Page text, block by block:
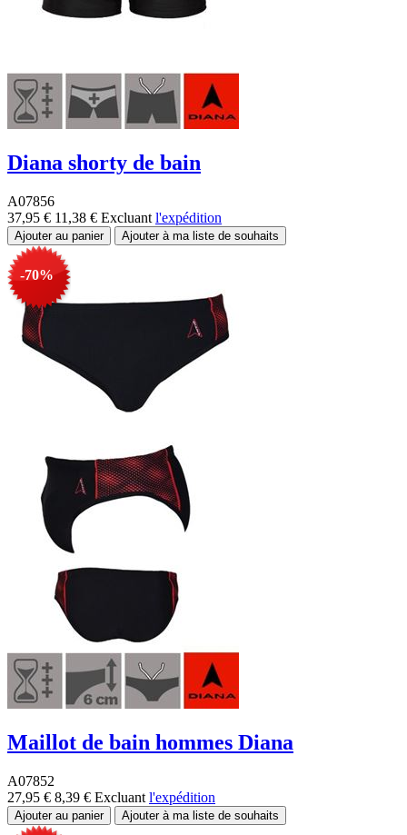
Diana shorty de bain
A07856
37,95 € 11,38 € Excluant l'expédition
-70%
Maillot de bain hommes Diana
A07852
27,95 € 8,39 € Excluant l'expédition